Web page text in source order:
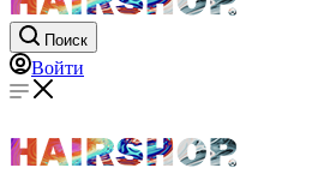
Поиск
Войти